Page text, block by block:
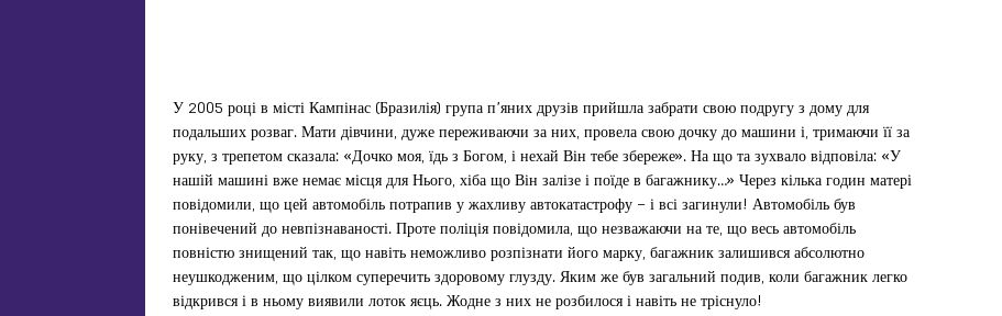
У 2005 році в місті Кампінас (Бразилія) група п’яних друзів прийшла забрати свою подругу з дому для
подальших розваг. Мати дівчини, дуже переживаючи за них, провела свою дочку до машини і, тримаючи її за
руку, з трепетом сказала: «Дочко моя, їдь з Богом, і нехай Він тебе збереже». На що та зухвало відповіла: «У
нашій машині вже немає місця для Нього, хіба що Він залізе і поїде в багажнику…» Через кілька годин матері
повідомили, що цей автомобіль потрапив у жахливу автокатастрофу – і всі загинули! Автомобіль був
понівечений до невпізнаваності. Проте поліція повідомила, що незважаючи на те, що весь автомобіль
повністю знищений так, що навіть неможливо розпізнати його марку, багажник залишився абсолютно
неушкодженим, що цілком суперечить здоровому глузду. Яким же був загальний подив, коли багажник легко
відкрився і в ньому виявили лоток яєць. Жодне з них не розбилося і навіть не тріснуло!